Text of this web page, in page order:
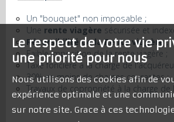
Un "bouquet" non imposable ;
Une rente viagère sécurisée et
Réversibilité de la Rente viagère;
Faible imposition de la rente viagère ;
Taxe foncière à la charge de
30% en moins de charges courantes ;
Travaux de copropriété à la charge de
Le respect de votre vie
une priorité pour nous
Nous utilisons des cookies afin de
expérience optimale et une
sur notre site. Grace à ces